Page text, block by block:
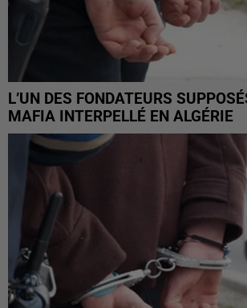
L’UN DES FONDATEURS
MAFIA INTERPELLÉ EN ALGÉRIE